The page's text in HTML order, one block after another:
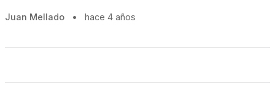
Juan Mellado • hace 4 años